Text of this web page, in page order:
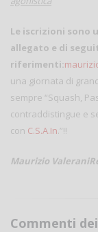
Le iscrizioni sono
allegato e di
riferimenti:
una giornata di
sempre “Squash,
contraddistingue e
con C.S.A.In.”!!
Maurizio Valerani
Commenti